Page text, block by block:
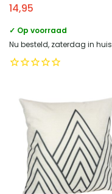
14,95
✓ Op voorraad
Nu besteld, zaterdag in huis